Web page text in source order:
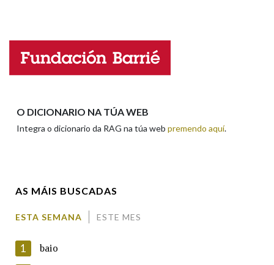
Pertence a
LIMPAR BUSCA
Nome
O DICIONARIO NA TÚA WEB
Integra o dicionario da RAG na túa web premendo aquí.
AS MÁIS BUSCADAS
ESTA SEMANA ESTE MES
1 baio